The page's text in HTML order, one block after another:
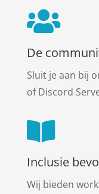

De
Sluit je aan bij
of Discord

Inclusie
Wij bieden